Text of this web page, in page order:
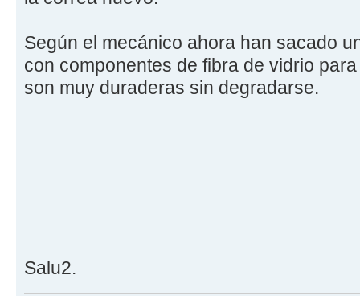
Según el mecánico ahora han sacado
con componentes de fibra de vidrio
son muy duraderas sin degradarse.
Salu2.